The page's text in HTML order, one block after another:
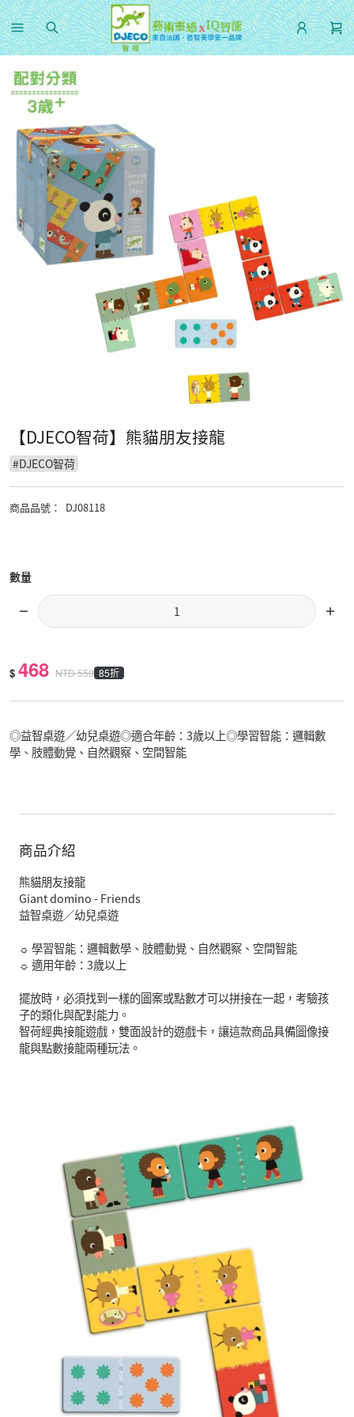
【DJECO智荷】熊貓朋友接龍
#DJECO智荷
商品品號 ： DJ08118
數量
$ 468 NTD550 85折
◎益智桌遊／幼兒桌遊◎適合年齡：3歲以上◎學習智能：邏輯數
學、肢體動覺、自然觀察、空間智能
商品介紹
熊貓朋友接龍
Giant domino - Friends
益智桌遊／幼兒桌遊
☼ 學習智能：邏輯數學、肢體動覺、自然觀察、空間智能
☼ 適用年齡：3歲以上
擺放時，必須找到一樣的圖案或點數才可以拼接在一起，考驗孩
子的類化與配對能力。
智荷經典接龍遊戲，雙面設計的遊戲卡，讓這款商品具備圖像接
龍與點數接龍兩種玩法。